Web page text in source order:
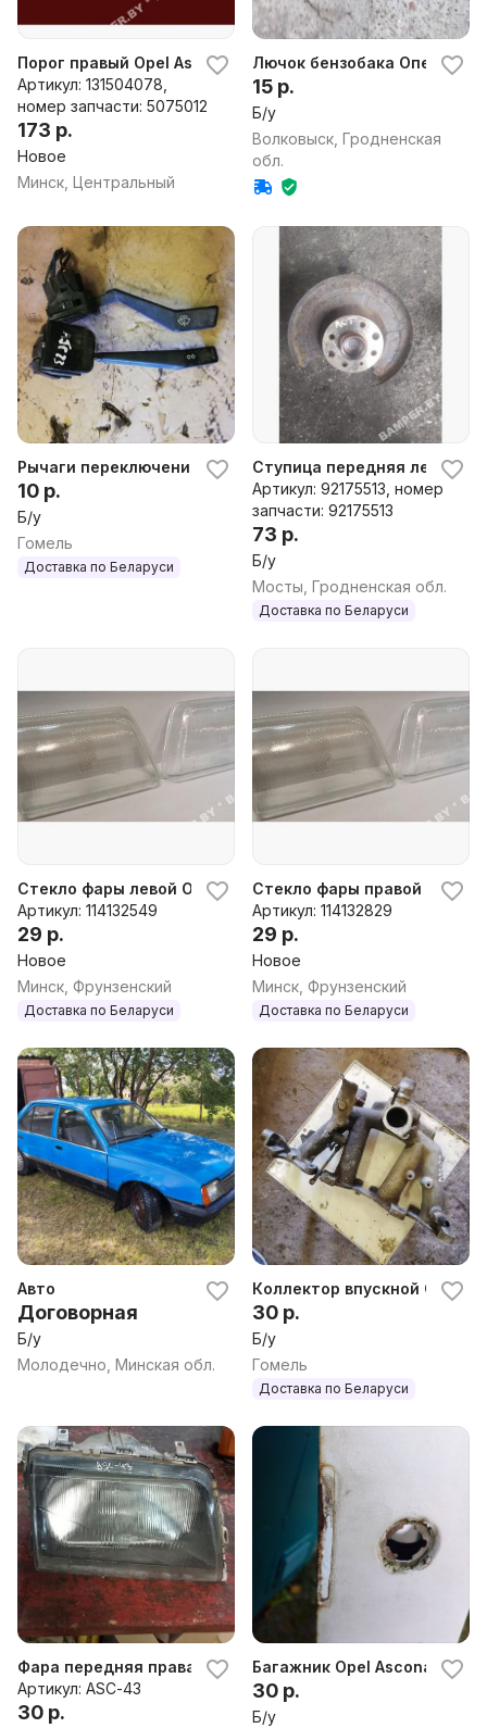
Порог правый Opel Ascona C (1981-1988), 1984 г.
Артикул: 131504078,
номер запчасти: 5075012
173 р.
Новое
Минск, Центральный
Лючок бензобака Опель
15 р.
Б/у
Волковыск, Гродненская
обл.
Рычаги переключения поворотов Opel Ascona C
10 р.
Б/у
Гомель
Доставка по Беларуси
Ступица передняя левая к
Артикул: 92175513, номер
запчасти: 92175513
73 р.
Б/у
Мосты, Гродненская обл.
Доставка по Беларуси
Стекло фары левой Opel Ascona, 1985 г.
Артикул: 114132549
29 р.
Новое
Минск, Фрунзенский
Доставка по Беларуси
Стекло фары правой Opel
Артикул: 114132829
29 р.
Новое
Минск, Фрунзенский
Доставка по Беларуси
Авто
Договорная
Б/у
Молодечно, Минская обл.
Коллектор впускной Opel
30 р.
Б/у
Гомель
Доставка по Беларуси
Фара передняя правая Opel Ascona C
Артикул: ASC-43
30 р.
Багажник Opel Ascona C
30 р.
Б/у